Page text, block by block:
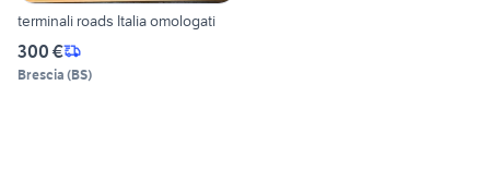
terminali roads Italia omologati
300 €
Brescia (BS)